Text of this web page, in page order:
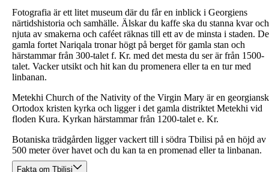
Fotografia är ett litet museum där du får en inblick i Georgiens
närtidshistoria och samhälle. Älskar du kaffe ska du stanna kvar och
njuta av smakerna och caféet räknas till ett av de minsta i staden.
gamla fortet Nariqala tronar högt på berget för gamla stan och
härstammar från 300-talet f. Kr. med det mesta du ser är från 1500-
talet. Vacker utsikt och hit kan du promenera eller ta en tur med
linbanan.
Metekhi Church of the Nativity of the Virgin Mary är en georgiansk
Ortodox kristen kyrka och ligger i det gamla distriktet Metekhi vid
floden Kura. Kyrkan härstammar från 1200-talet e. Kr.
Botaniska trädgården ligger vackert till i södra Tbilisi på en höjd av
500 meter över havet och du kan ta en promenad eller ta linbanan.
Fakta om Tbilisi